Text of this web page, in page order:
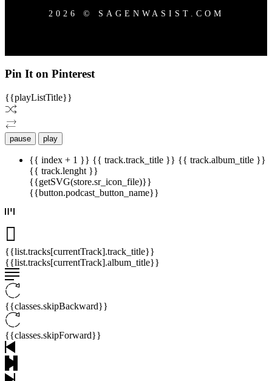
2026 © SAGENWASIST.COM
Pin It on Pinterest
{{playListTitle}}
pause play
{{ index + 1 }} {{ track.track_title }} {{ track.album_title }}
{{ track.lenght }}
{{getSVG(store.sr_icon_file)}}
{{button.podcast_button_name}}
{{list.tracks[currentTrack].track_title}}
{{list.tracks[currentTrack].album_title}}
{{classes.skipBackward}}
{{classes.skipForward}}